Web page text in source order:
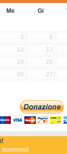
Me Gi
5 6
12 13
19 20
26 27
mammut